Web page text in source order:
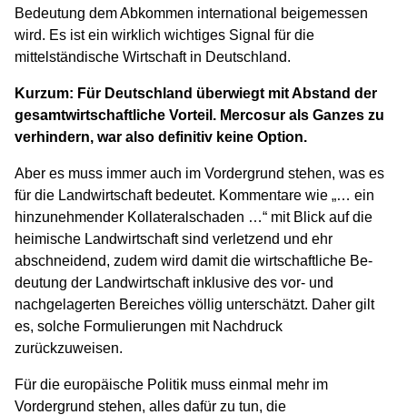
Bedeutung dem Abkommen international beigemessen
wird. Es ist ein wirklich wichtiges Signal für die
mittelständische Wirtschaft in Deutschland.
Kurzum: Für Deutschland überwiegt mit Abstand der
gesamtwirtschaftliche Vorteil. Mercosur als Ganzes zu
verhindern, war also definitiv keine Option.
Aber es muss immer auch im Vordergrund stehen, was es
für die Landwirtschaft bedeutet. Kommentare wie „… ein
hinzunehmender Kollateralschaden …“ mit Blick auf die
heimische Landwirtschaft sind verletzend und ehr
abschneidend, zudem wird damit die wirtschaftliche Be-
deutung der Landwirtschaft inklusive des vor- und
nachgelagerten Bereiches völlig unterschätzt. Daher gilt
es, solche Formulierungen mit Nachdruck
zurückzuweisen.
Für die europäische Politik muss einmal mehr im
Vordergrund stehen, alles dafür zu tun, die